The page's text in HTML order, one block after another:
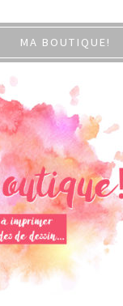
MA BOUTIQUE!